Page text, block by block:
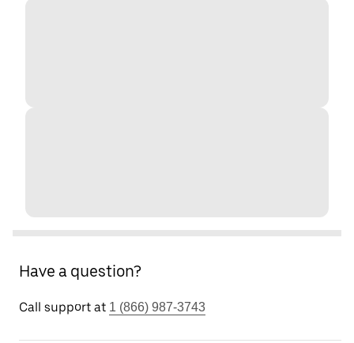
Have a question?
Call support at 1 (866) 987-3743